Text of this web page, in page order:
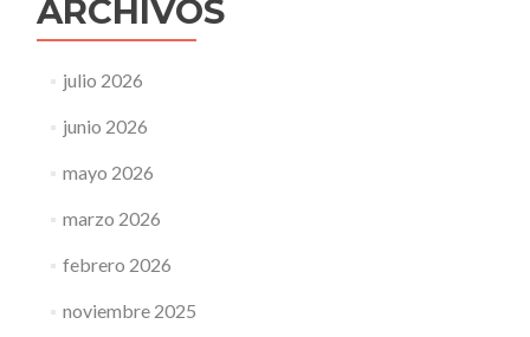
ARCHIVOS
julio 2026
junio 2026
mayo 2026
marzo 2026
febrero 2026
noviembre 2025